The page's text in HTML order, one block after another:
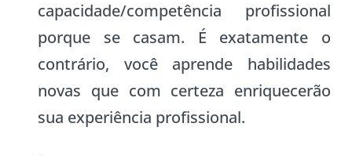
capacidade/competência profissional
porque se casam. É exatamente o
contrário, você aprende habilidades
novas que com certeza enriquecerão
sua experiência profissional.